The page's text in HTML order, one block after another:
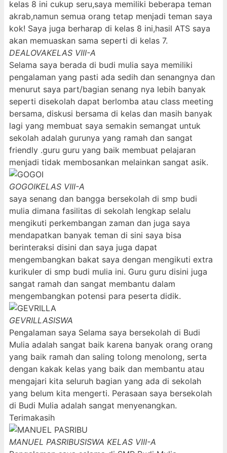
kelas 8 ini cukup seru,saya memiliki beberapa teman
akrab,namun semua orang tetap menjadi teman saya
kok! Saya juga berharap di kelas 8 ini,hasil ATS saya
akan memuaskan sama seperti di kelas 7.
DEALOVAKELAS VIII-A
Selama saya berada di budi mulia saya memiliki
pengalaman yang pasti ada sedih dan senangnya dan
menurut saya part/bagian senang nya lebih banyak
seperti disekolah dapat berlomba atau class meeting
bersama, diskusi bersama di kelas dan masih banyak
lagi yang membuat saya semakin semangat untuk
sekolah adalah gurunya yang ramah dan sangat
friendly .guru guru yang baik membuat pelajaran
menjadi tidak membosankan melainkan sangat asik.
GOGOIKELAS VIII-A
saya senang dan bangga bersekolah di smp budi
mulia dimana fasilitas di sekolah lengkap selalu
mengikuti perkembangan zaman dan juga saya
mendapatkan banyak teman di sini saya bisa
berinteraksi disini dan saya juga dapat
mengembangkan bakat saya dengan mengikuti extra
kurikuler di smp budi mulia ini. Guru guru disini juga
sangat ramah dan sangat membantu dalam
mengembangkan potensi para peserta didik.
GEVRILLASISWA
Pengalaman saya Selama saya bersekolah di Budi
Mulia adalah sangat baik karena banyak orang orang
yang baik ramah dan saling tolong menolong, serta
dengan kakak kelas yang baik dan membantu atau
mengajari kita seluruh bagian yang ada di sekolah
yang belum kita mengerti. Perasaan saya bersekolah
di Budi Mulia adalah sangat menyenangkan.
Terimakasih
MANUEL PASRIBUSISWA KELAS VIII-A